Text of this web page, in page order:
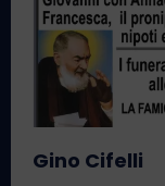
Gino Cifelli